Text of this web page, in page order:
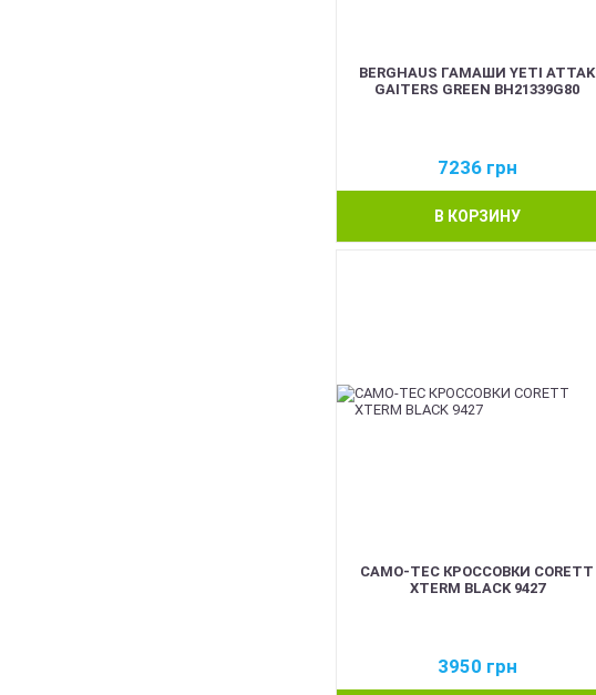
BERGHAUS ГАМАШИ YETI ATTAK
GAITERS GREEN BH21339G80
7236 грн
В КОРЗИНУ
CAMO-TEC КРОССОВКИ CORETT
XTERM BLACK 9427
3950 грн